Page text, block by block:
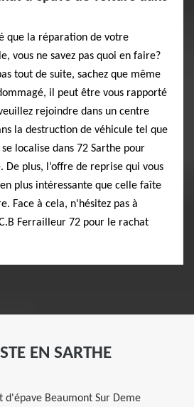
que la réparation de votre
vous ne savez pas quoi en faire?
tout de suite, sachez que même
il peut être vous rapporté
rejoindre dans un centre
la destruction de véhicule tel que
localise dans 72 Sarthe pour
De plus, l’offre de reprise qui vous
plus intéressante que celle faîte
Face à cela, n'hésitez pas à
Ferrailleur 72 pour le rachat
EN SARTHE
d'épave Beaumont Sur Deme